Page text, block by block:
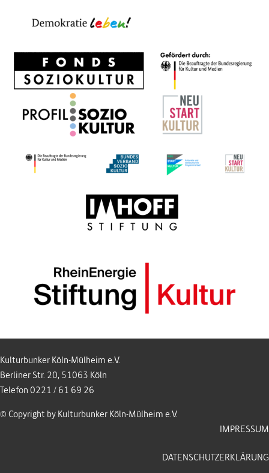
Kulturbunker Köln-Mülheim e.V.
Berliner Str. 20, 51063 Köln
Telefon 0221 / 61 69 26
© Copyright by Kulturbunker Köln-Mülheim e.V.
IMPRESSUM
DATENSCHUTZERKLÄRUNG